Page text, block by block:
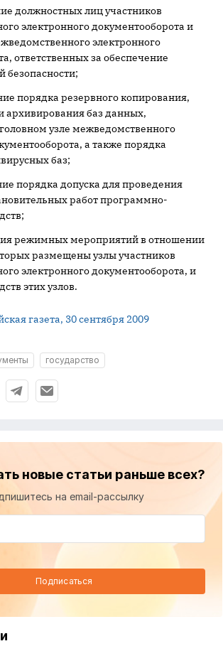
должностных лиц участников
электронного документооборота и
электронного
ответственных за обеспечение
порядка резервного копирования,
архивирования баз данных,
узле межведомственного
а также порядка
баз;
порядка допуска для проведения
работ программно-
режимных мероприятий в отношении
размещены узлы участников
электронного документооборота, и
этих узлов.
газета, 30 сентября 2009
государство
новые статьи раньше всех?
на email-рассылку
Подписаться